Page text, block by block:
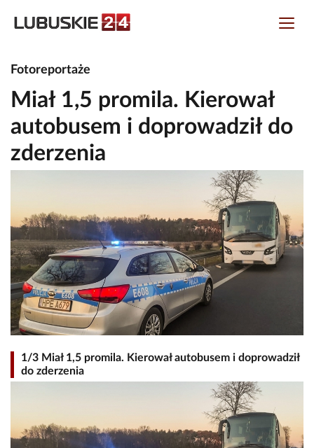
Fotoreportaże
Miał 1,5 promila. Kierował
autobusem i doprowadził do
zderzenia
1/3 Miał 1,5 promila. Kierował autobusem i doprowadził
do zderzenia